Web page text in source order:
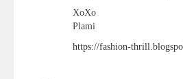
XoXo
Plami
https://fashion-